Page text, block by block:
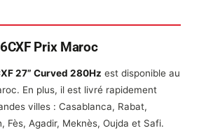
Prix Maroc
27” Curved 280Hz est disponible au
En plus, il est livré rapidement
villes : Casablanca, Rabat,
Fès, Agadir, Meknès, Oujda et Safi.